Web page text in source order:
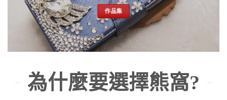
作品集
為什麼要選擇熊窩?